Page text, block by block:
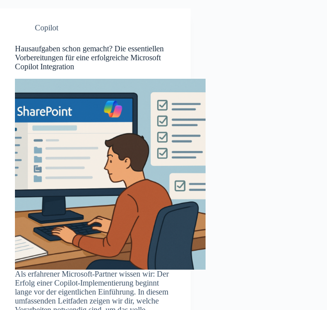
Copilot
Hausaufgaben schon gemacht? Die essentiellen
Vorbereitungen für eine erfolgreiche Microsoft
Copilot Integration
Als erfahrener Microsoft-Partner wissen wir: Der
Erfolg einer Copilot-Implementierung beginnt
lange vor der eigentlichen Einführung. In diesem
umfassenden Leitfaden zeigen wir dir, welche